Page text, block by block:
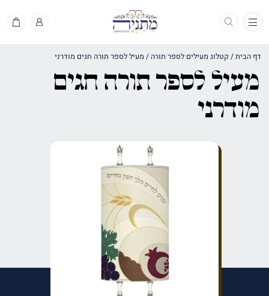
תפריט
דף הבית/ קטלוג מעילים לספר תורה / מעיל לספר תורה חגים מודרני
מעיל לספר תורה חגים
מודרני